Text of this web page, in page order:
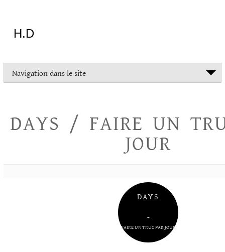
H.D
tout
essayer
Navigation dans le site
DAYS / FAIRE UN
JOUR
DAYS
–
FAIRE UN TRUC PAR JOUR